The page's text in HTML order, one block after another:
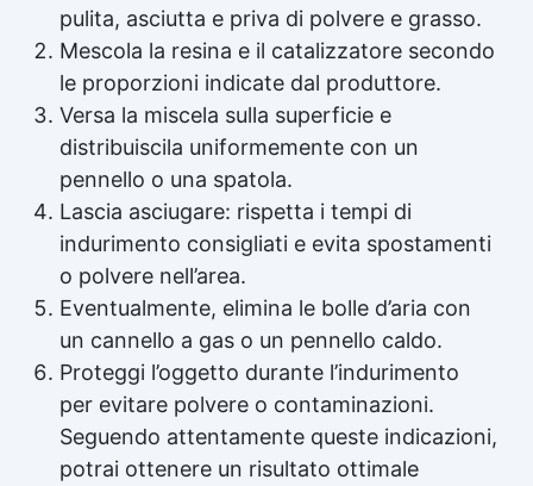
pulita, asciutta e priva di polvere e grasso.
Mescola la resina e il catalizzatore secondo
le proporzioni indicate dal produttore.
Versa la miscela sulla superficie e
distribuiscila uniformemente con un
pennello o una spatola.
Lascia asciugare: rispetta i tempi di
indurimento consigliati e evita spostamenti
o polvere nell’area.
Eventualmente, elimina le bolle d’aria con
un cannello a gas o un pennello caldo.
Proteggi l’oggetto durante l’indurimento
per evitare polvere o contaminazioni.
Seguendo attentamente queste indicazioni,
potrai ottenere un risultato ottimale